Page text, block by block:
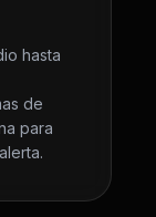
hasta
de
para